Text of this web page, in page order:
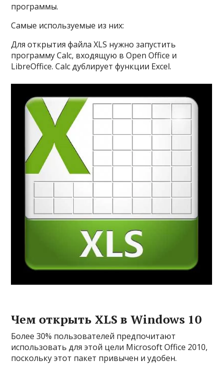
программы.
Самые используемые из них:
Для открытия файла XLS нужно запустить
программу Calc, входящую в Open Office и
LibreOffice. Calc дублирует функции Excel.
Чем открыть XLS в Windows 10
Более 30% пользователей предпочитают
использовать для этой цели Microsoft Office 2010,
поскольку этот пакет привычен и удобен.